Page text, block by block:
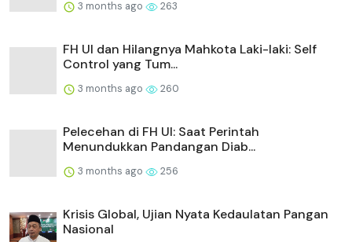
3 months ago 263
FH UI dan Hilangnya Mahkota Laki-laki: Self
Control yang Tum...
3 months ago 260
Pelecehan di FH UI: Saat Perintah
Menundukkan Pandangan Diab...
3 months ago 256
Krisis Global, Ujian Nyata Kedaulatan Pangan
Nasional